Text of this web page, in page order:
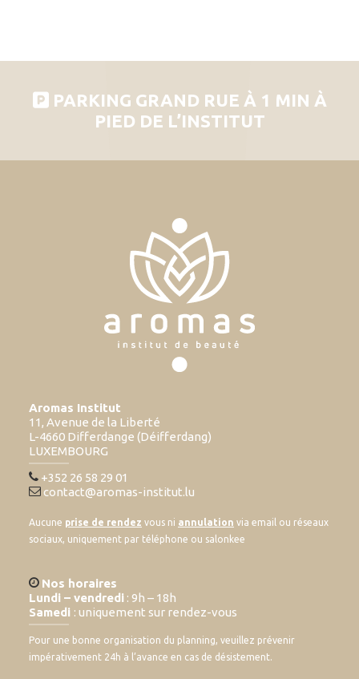
PARKING GRAND RUE À 1 MIN À
PIED DE L’INSTITUT
Aromas Institut
11, Avenue de la Liberté
L-4660 Differdange (Déifferdang)
LUXEMBOURG
+352 26 58 29 01
contact@aromas-institut.lu
Aucune prise de rendez vous ni annulation via email ou réseaux
sociaux, uniquement par téléphone ou salonkee
Nos horaires
Lundi – vendredi : 9h – 18h
Samedi : uniquement sur rendez-vous
Pour une bonne organisation du planning, veuillez prévenir
impérativement 24h à l’avance en cas de désistement.